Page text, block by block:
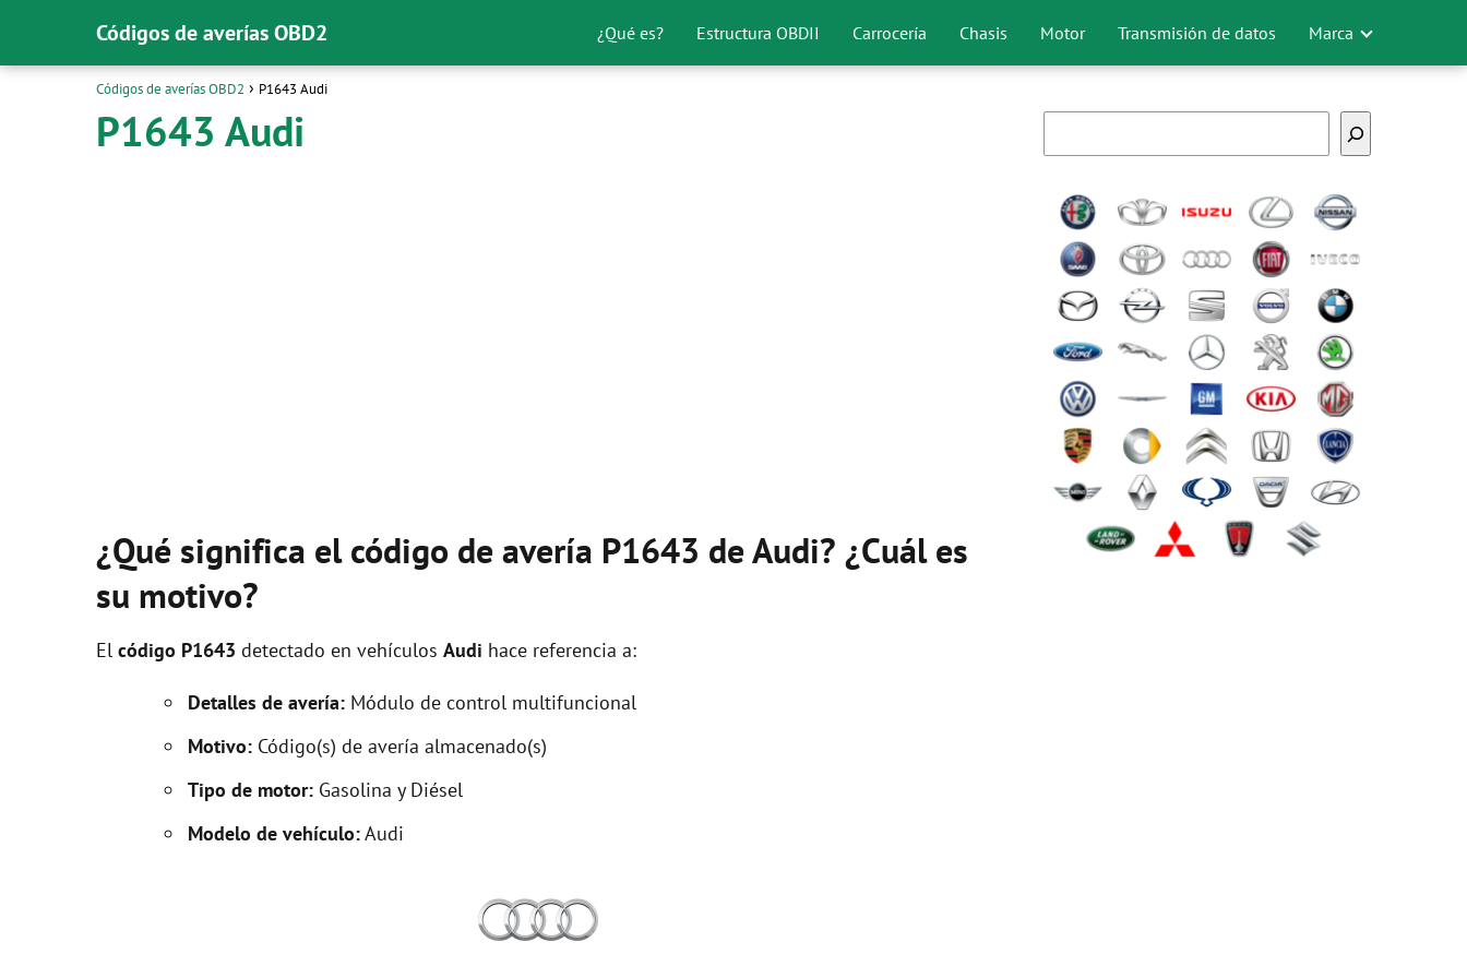
Códigos de averías OBD2 ¿Qué es? Estructura OBDII Carrocería Chasis Motor Transmisión de datos Marca
Códigos de averías OBD2 P1643 Audi
P1643 Audi
¿Qué significa el código de avería P1643 de Audi? ¿Cuál es
su motivo?
El código P1643 detectado en vehículos Audi hace referencia a:
Detalles de avería: Módulo de control multifuncional
Motivo: Código(s) de avería almacenado(s)
Tipo de motor: Gasolina y Diésel
Modelo de vehículo:Audi